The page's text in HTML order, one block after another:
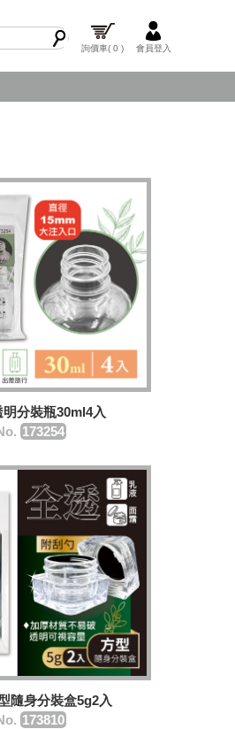
詢價車( 0 ) 會員登入
分裝瓶30ml4入
173254
隨身分裝盒5g2入
173810